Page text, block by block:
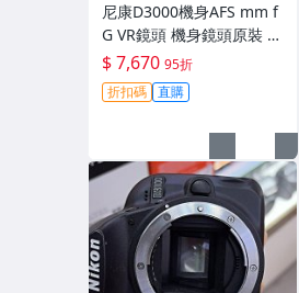
尼康D3000機身AFS mm f
G VR鏡頭 機身鏡頭原裝 無
拆修無翻新 有輕微使用痕
跡 鏡頭-3430
$ 7,670 95折
折扣碼 直購